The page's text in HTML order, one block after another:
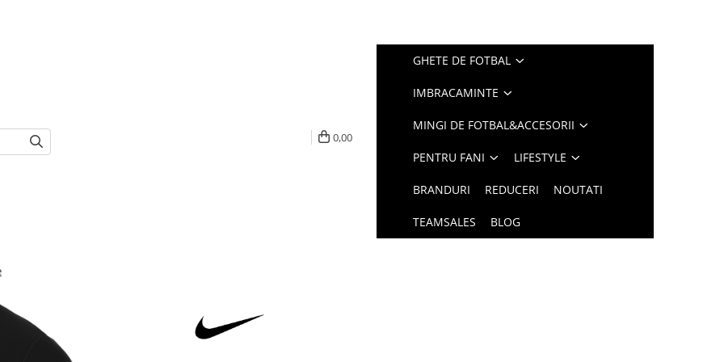
0,00
GHETE DE FOTBAL
IMBRACAMINTE
MINGI DE FOTBAL&ACCESORII
PENTRU FANI LIFESTYLE
BRANDURI REDUCERI NOUTATI
TEAMSALES BLOG